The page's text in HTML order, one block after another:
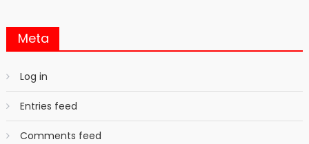
Meta
Log in
Entries feed
Comments feed